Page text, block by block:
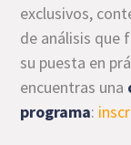
exclusivos,
de análisis que
su puesta en
encuentras una
programa: